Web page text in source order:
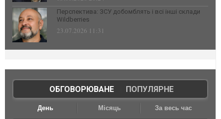
Перспектива: ЗСУ добомблять і всі інші склади
Wildberries
23.07.2026 11:31
ОБГОВОРЮВАНЕ| ПОПУЛЯРНЕ
День Місяць За весь час